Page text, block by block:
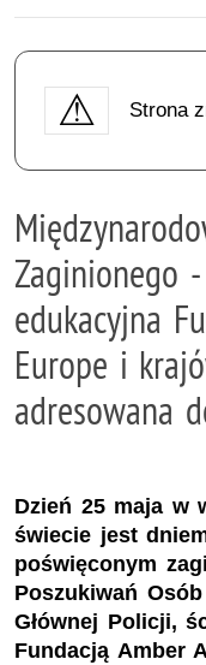
Strona
Zaginionego
edukacyjna
Europe i
adresowana
Dzień 25 maja w
świecie jest
poświęconym
Poszukiwań
Głównej Policji,
Fundacją Amber